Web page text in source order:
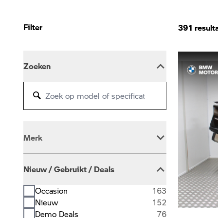
Filter
Zoeken
Merk
Nieuw / Gebruikt / Deals
Occasion
163
Nieuw
152
Demo Deals
76
391